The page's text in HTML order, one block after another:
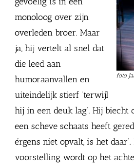
foto
monoloog over zijn
overleden broer. Maar
ja, hij vertelt al snel dat
die leed aan
humoraanvallen en
uiteindelijk stierf ‘terwijl
hij in een deuk lag’. Hij biecht
een scheve schaats heeft
érgens niet opvalt, is het
voorstelling wordt op het